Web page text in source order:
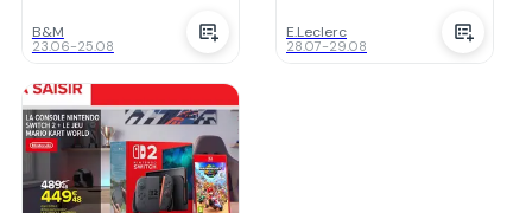
B&M
23.06-25.08
E.Leclerc
28.07-29.08